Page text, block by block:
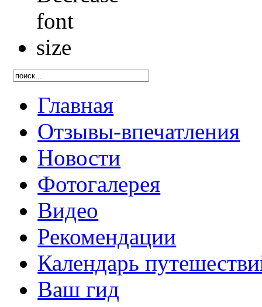
Главная
Отзывы-впечатления
Новости
Фотогалерея
Видео
Рекомендации
Календарь
Ваш гид